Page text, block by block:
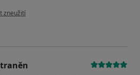
uživatele Váš účet byl odstraněn
zneužití